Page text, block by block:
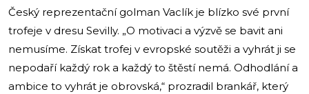
Český reprezentační golman Vaclík je blízko své první
trofeje v dresu Sevilly. „O motivaci a výzvě se bavit ani
nemusíme. Získat trofej v evropské soutěži a vyhrát ji se
nepodaří každý rok a každý to štěstí nemá. Odhodlání a
ambice to vyhrát je obrovská,“ prozradil brankář, který